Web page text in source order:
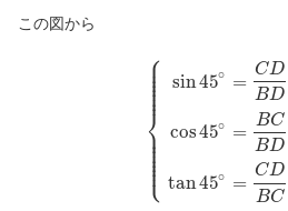
この図から
⎧
⎩
⎨
⎪
⎪
⎪⎪⎪⎪⎪⎪
⎪
⎪⎪⎪⎪⎪⎪⎪
sin45∘
cos45∘
tan45∘
=
CD
BD
=
BC
BD
=
CD
BC